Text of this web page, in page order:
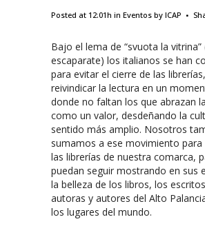
Posted at 12:01h in Eventos by ICAP
Bajo el lema de “svuota la vitrina”
escaparate) los italianos se han
para evitar el cierre de las
reivindicar la lectura en un
donde no faltan los que abrazan
como un valor, desdeñando la
sentido más amplio. Nosotros
sumamos a ese movimiento para
las librerías de nuestra comarca,
puedan seguir mostrando en sus
la belleza de los libros, los
autoras y autores del Alto
los lugares del mundo.